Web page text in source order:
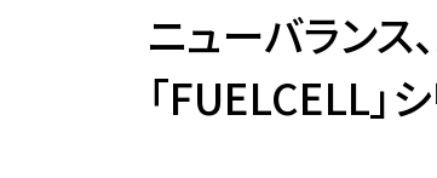
ニューバランス
「FUELCELL